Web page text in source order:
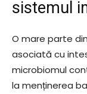
sistemul
O mare parte
asociată cu
microbiomul
la menținerea